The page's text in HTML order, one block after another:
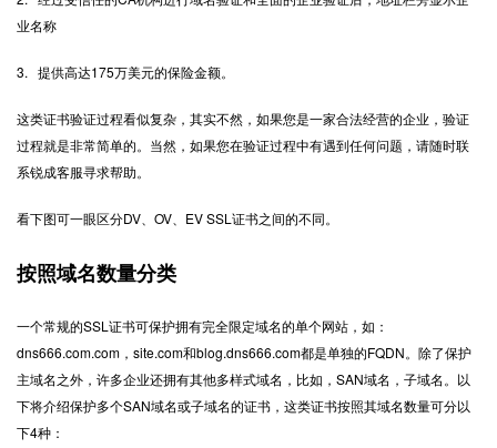
业名称
3. 提供高达175万美元的保险金额。
这类证书验证过程看似复杂，其实不然，如果您是一家合法经营的企业，验证
过程就是非常简单的。当然，如果您在验证过程中有遇到任何问题，请随时联
系锐成客服寻求帮助。
看下图可一眼区分DV、OV、EV SSL证书之间的不同。
按照域名数量分类
一个常规的SSL证书可保护拥有完全限定域名的单个网站，如：
dns666.com.com，site.com和blog.dns666.com都是单独的FQDN。除了保护
主域名之外，许多企业还拥有其他多样式域名，比如，SAN域名，子域名。以
下将介绍保护多个SAN域名或子域名的证书，这类证书按照其域名数量可分以
下4种：